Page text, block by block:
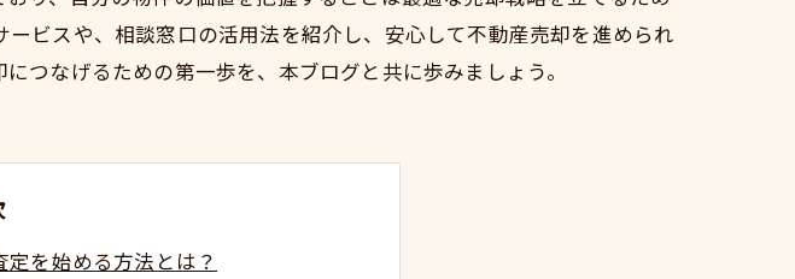
ビスや、相談窓口の活用法を紹介し、安心して不動産売却を進められ
つなげるための第一歩を、本ブログと共に歩みましょう。
を始める方法とは？